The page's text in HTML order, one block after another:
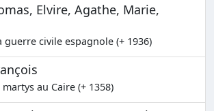
Elvire, Agathe, Marie,
guerre civile espagnole (+ 1936)
au Caire (+ 1358)